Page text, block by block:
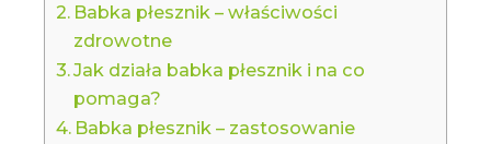
Babka płesznik – właściwości
zdrowotne
Jak działa babka płesznik i na co
pomaga?
Babka płesznik – zastosowanie